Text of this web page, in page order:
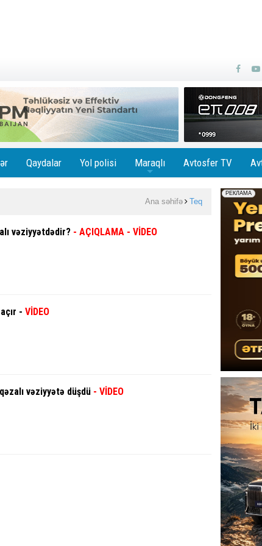
Qaydalar Yol polisi Maraqlı Avtosfer TV
Ana səhifə Teq
vəziyyətdədir? - AÇIQLAMA - VİDEO
- VİDEO
vəziyyətə düşdü - VİDEO